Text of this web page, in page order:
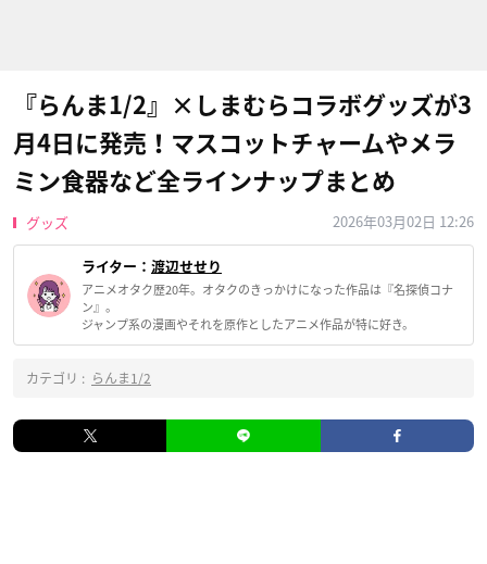
『らんま1/2』×しまむらコラボグッズが3
月4日に発売！マスコットチャームやメラ
ミン食器など全ラインナップまとめ
グッズ 2026年03月02日 12:26
ライター： 渡辺せせり
アニメオタク歴20年。オタクのきっかけになった作品は『名探偵コナ
ン』。
ジャンプ系の漫画やそれを原作としたアニメ作品が特に好き。
カテゴリ : らんま1/2